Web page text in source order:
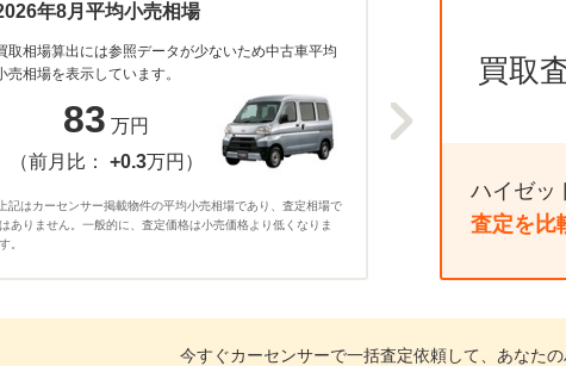
年8月平均小売相場
取相場算出には参照データが少ないため中古車平均
売相場を表示しています。
83 万円
（前月比： +0.3万円）
記はカーセンサー掲載物件の平均小売相場であり、査定相場で
はありません。一般的に、査定価格は小売価格より低くなりま
す。
買取
ハイゼッ
査定を比
今すぐカーセンサーで一括査定依頼して、あなた